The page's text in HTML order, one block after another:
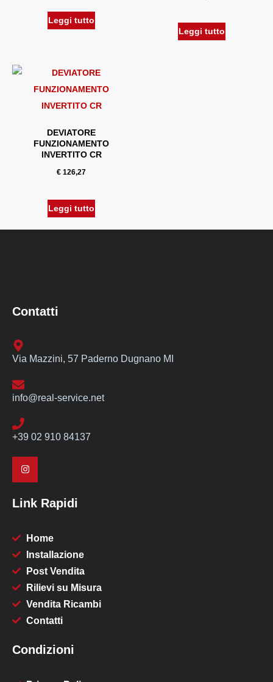
Leggi tutto
Leggi tutto
DEVIATORE
FUNZIONAMENTO
INVERTITO CR
€ 126,27
Leggi tutto
Contatti
Via Mazzini, 57 Paderno Dugnano MI
info@real-service.net
+39 02 910 84137
Link Rapidi
Home
Installazione
Post Vendita
Rilievi su Misura
Vendita Ricambi
Contatti
Condizioni